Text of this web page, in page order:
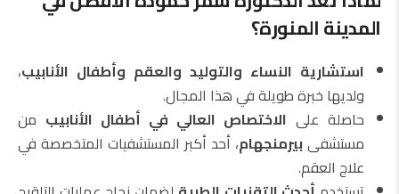
المدينة المنورة؟
استشارية النساء والتوليد والعقم وأطفال الأنابيب،
ولديها خبرة طويلة في هذا المجال.
حاصلة على الاختصاص العالي في أطفال الأنابيب من
مستشفىبيرمنجهام، أحد أكبر المستشفيات المتخصصة في
علاج العقم.